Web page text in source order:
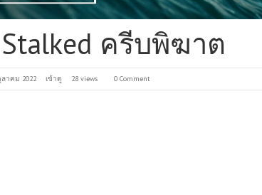
Stalked ครีบพิฆาต
ลาคม 2022 เข้าดู 28 views 0 Comment